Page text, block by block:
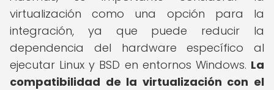
virtualización como una opción para la
integración, ya que puede reducir la
dependencia del hardware específico al
ejecutar Linux y BSD en entornos Windows. La
compatibilidad de la virtualización con el